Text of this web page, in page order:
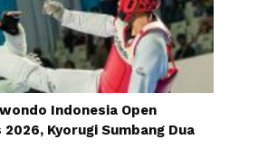
Indonesia Open
Kyorugi Sumbang Dua